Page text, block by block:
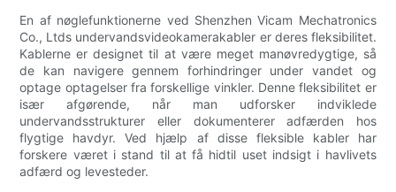
En af nøglefunktionerne ved Shenzhen Vicam Mechatronics
Co., Ltds undervandsvideokamerakabler er deres fleksibilitet.
Kablerne er designet til at være meget manøvredygtige, så
de kan navigere gennem forhindringer under vandet og
optage optagelser fra forskellige vinkler. Denne fleksibilitet er
især afgørende, når man udforsker indviklede
undervandsstrukturer eller dokumenterer adfærden hos
flygtige havdyr. Ved hjælp af disse fleksible kabler har
forskere været i stand til at få hidtil uset indsigt i havlivets
adfærd og levesteder.